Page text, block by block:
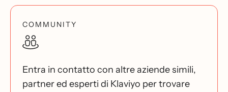
COMMUNITY
Entra in contatto con altre aziende simili,
partner ed esperti di Klaviyo per trovare